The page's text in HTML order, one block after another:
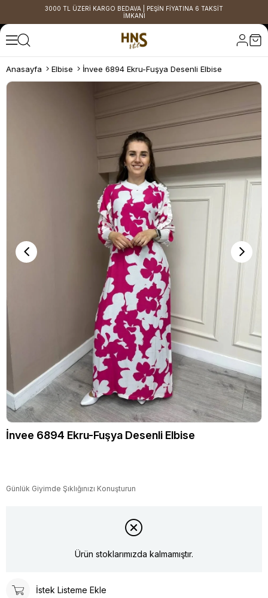
3000 TL ÜZERİ KARGO BEDAVA | PEŞİN FİYATINA 6 TAKSİT
İMKANI
Anasayfa Elbise İnvee 6894 Ekru-Fuşya Desenli Elbise
İnvee 6894 Ekru-Fuşya Desenli Elbise
Günlük Giyimde Şıklığınızı Konuşturun
Ürün stoklarımızda kalmamıştır.
İstek Listeme Ekle